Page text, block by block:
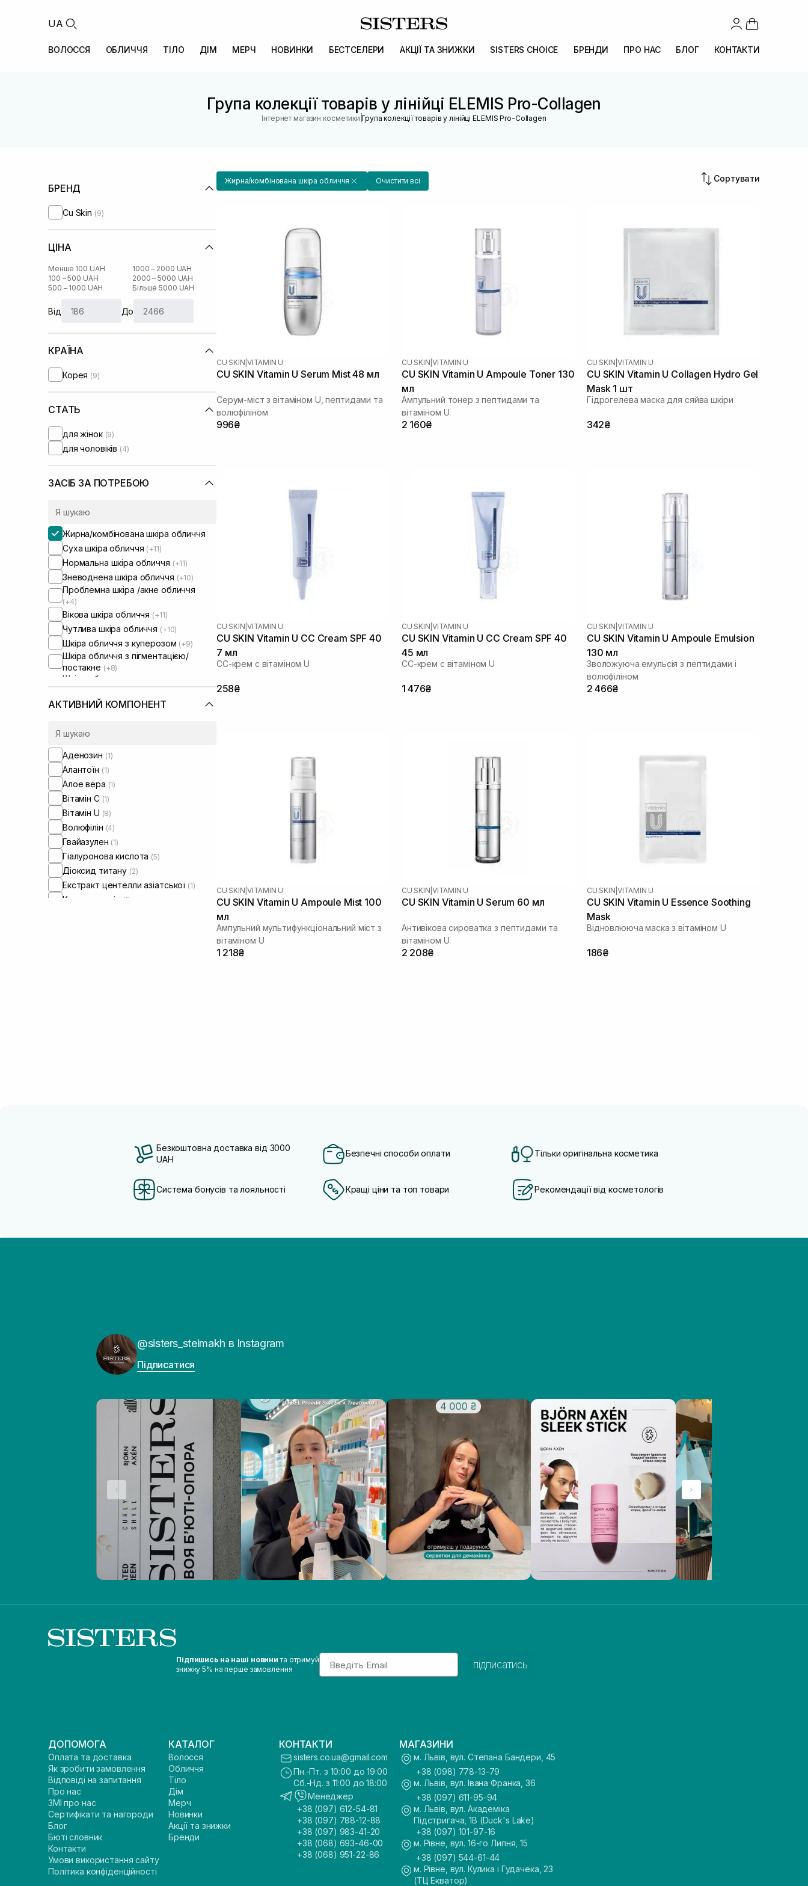
UA
ВОЛОССЯ ОБЛИЧЧЯ ТІЛО ДІМ МЕРЧ НОВИНКИ БЕСТСЕЛЕРИ АКЦІЇ ТА ЗНИЖКИ SISTERS CHOICE БРЕНДИ ПРО НАС БЛОГ КОНТАКТИ
Група колекції товарів у лінійці ELEMIS Pro-Collagen
Інтернет магазин косметики |Група колекції товарів у лінійці ELEMIS Pro-Collagen
БРЕНД
Cu Skin (9)
ЦІНА
Менше 100 UAH
100 – 500 UAH
500 – 1000 UAH
1000 – 2000 UAH
2000 – 5000 UAH
Більше 5000 UAH
Від До
КРАЇНА
Корея (9)
СТАТЬ
для жінок (9)
для чоловіків (4)
ЗАСІБ ЗА ПОТРЕБОЮ
Жирна/комбінована шкіра обличчя
Суха шкіра обличчя (+11)
Нормальна шкіра обличчя (+11)
Зневоднена шкіра обличчя (+10)
Проблемна шкіра /акне обличчя
(+4)
Вікова шкіра обличчя (+11)
Чутлива шкіра обличчя (+10)
Шкіра обличчя з куперозом (+9)
Шкіра обличчя з пігментацією/
постакне (+8)
Шкіра обличчя з розширеними
порами
Шкіра обличчя з порушеним
мікробіомом
обличчя(+1)
Проти набряків
Від синців під очима
АКТИВНИЙ КОМПОНЕНТ
Аденозин (1)
Алантоїн (1)
Алое вера (1)
Вітамін C (1)
Вітамін U (8)
Волюфілін (4)
Гвайазулен (1)
Гіалуронова кислота (5)
Діоксид титану (2)
Екстракт центелли азіатської (1)
Кокосова олія (1)
Жирна/комбінована шкіра обличчя Очистити всі Сортувати
CU SKIN |VITAMIN U
CU SKIN Vitamin U Serum Mist 48 мл
Серум-міст з вітаміном U, пептидами та
волюфіліном
996₴
CU SKIN |VITAMIN U
CU SKIN Vitamin U Ampoule Toner 130
мл
Ампульний тонер з пептидами та
вітаміном U
2 160₴
CU SKIN |VITAMIN U
CU SKIN Vitamin U Collagen Hydro Gel
Mask 1 шт
Гідрогелева маска для сяйва шкіри
342₴
CU SKIN |VITAMIN U
CU SKIN Vitamin U CC Cream SPF 40
7 мл
СС-крем с вітаміном U
258₴
CU SKIN |VITAMIN U
CU SKIN Vitamin U CC Cream SPF 40
45 мл
СС-крем с вітаміном U
1 476₴
CU SKIN |VITAMIN U
CU SKIN Vitamin U Ampoule Emulsion
130 мл
Зволожуюча емульсія з пептидами і
волюфіліном
2 466₴
CU SKIN |VITAMIN U
CU SKIN Vitamin U Ampoule Mist 100
мл
Ампульний мультифункціональний міст з
вітаміном U
1 218₴
CU SKIN |VITAMIN U
CU SKIN Vitamin U Serum 60 мл
Антивікова сироватка з пептидами та
вітаміном U
2 208₴
CU SKIN |VITAMIN U
CU SKIN Vitamin U Essence Soothing
Mask
Відновлююча маска з вітаміном U
186₴
Безкоштовна доставка від 3000
UAH
Безпечні способи оплати Тільки оригінальна косметика
Система бонусів та лояльності Кращі ціни та топ товари Рекомендації від косметологів
@sisters_stelmakh в Instagram
Підписатися
Підпишись на наші новини та отримуй
знижку 5% на перше замовлення
Email
підписатись
ДОПОМОГА
Оплата та доставка
Як зробити замовлення
Відповіді на запитання
Про нас
ЗМІ про нас
Сертифікати та нагороди
Блог
Бюті словник
Контакти
Умови використання сайту
Політика конфіденційності
КАТАЛОГ
Волосся
Обличчя
Тіло
Дім
Мерч
Новинки
Акції та знижки
Бренди
КОНТАКТИ
sisters.co.ua@gmail.com
Пн.-Пт. з 10:00 до 19:00
Сб.-Нд. з 11:00 до 18:00
Менеджер
+38 (097) 612-54-81
+38 (097) 788-12-88
+38 (097) 983-41-20
+38 (068) 693-46-00
+38 (068) 951-22-86
МАГАЗИНИ
м. Львів, вул. Степана Бандери, 45
+38 (098) 778-13-79
м. Львів, вул. Івана Франка, 36
+38 (097) 611-95-94
м. Львів, вул. Академіка
Підстригача, 1В (Duck's Lake)
+38 (097) 101-97-16
м. Рівне, вул. 16-го Липня, 15
+38 (097) 544-61-44
м. Рівне, вул. Кулика і Гудачека, 23
(ТЦ Екватор)